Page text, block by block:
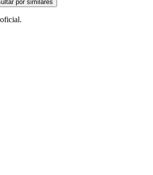
por similares